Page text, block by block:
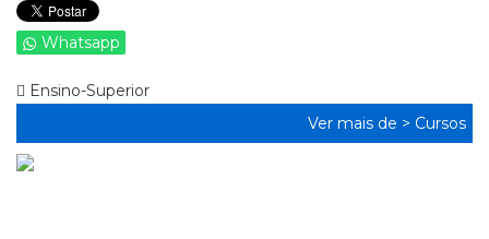
Whatsapp
Ensino-Superior
Ver mais de > Cursos